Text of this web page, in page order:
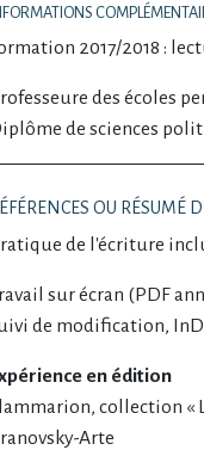
2017/2018 :
des écoles
de sciences
OU RÉSUMÉ
de l'écriture
sur écran (PDF
de modification,
en édition
collection «
Arte